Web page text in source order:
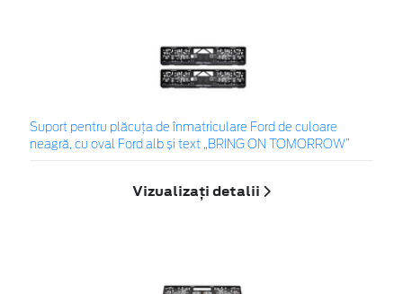
Suport pentru plăcuța de înmatriculare Ford de culoare
neagră, cu oval Ford alb și text „BRING ON TOMORROW”
Vizualizați detalii